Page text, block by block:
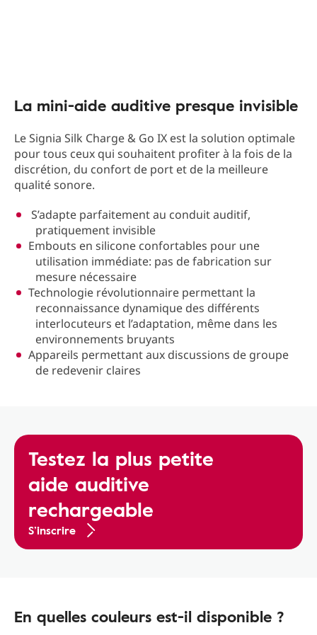
La mini-aide auditive presque invisible
Le Signia Silk Charge & Go IX est la solution optimale
pour tous ceux qui souhaitent profiter à la fois de la
discrétion, du confort de port et de la meilleure
qualité sonore.
S’adapte parfaitement au conduit auditif,
pratiquement invisible
Embouts en silicone confortables pour une
utilisation immédiate: pas de fabrication sur
mesure nécessaire
Technologie révolutionnaire permettant la
reconnaissance dynamique des différents
interlocuteurs et l’adaptation, même dans les
environnements bruyants
Appareils permettant aux discussions de groupe
de redevenir claires
Testez la plus petite
aide auditive
rechargeable
S’inscrire
En quelles couleurs est-il disponible ?